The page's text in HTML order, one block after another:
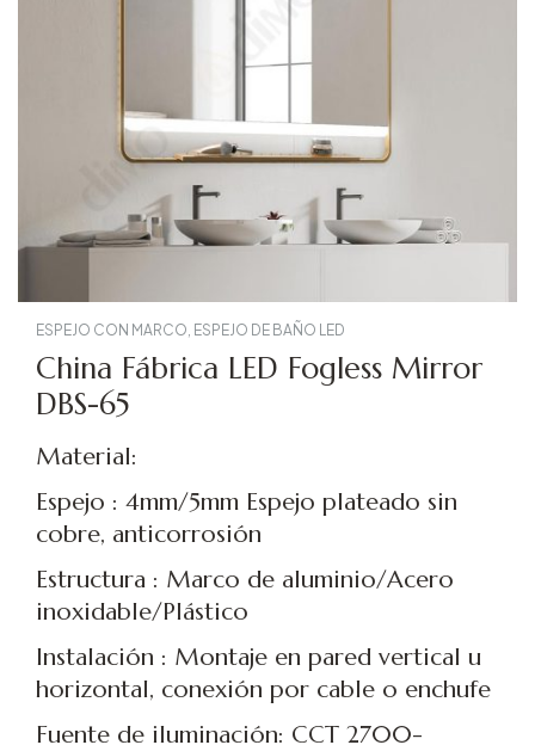
ESPEJO CON MARCO, ESPEJO DE BAÑO LED
China Fábrica LED Fogless Mirror
DBS-65
Material:
Espejo : 4mm/5mm Espejo plateado sin
cobre, anticorrosión
Estructura : Marco de aluminio/Acero
inoxidable/Plástico
Instalación : Montaje en pared vertical u
horizontal, conexión por cable o enchufe
Fuente de iluminación: CCT 2700-